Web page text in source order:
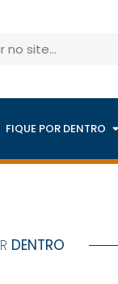
FIQUE POR DENTRO
DENTRO